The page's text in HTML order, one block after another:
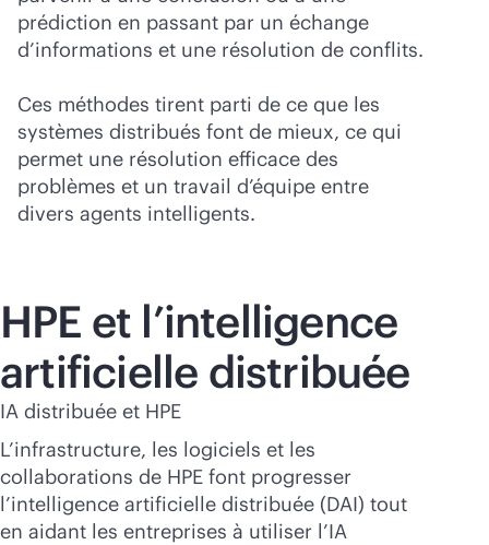
prédiction en passant par un échange
d’informations et une résolution de conflits.
Ces méthodes tirent parti de ce que les
systèmes distribués font de mieux, ce qui
permet une résolution efficace des
problèmes et un travail d’équipe entre
divers agents intelligents.
HPE et l’intelligence
artificielle distribuée
IA distribuée et HPE
L’infrastructure, les logiciels et les
collaborations de HPE font progresser
l’intelligence artificielle distribuée (DAI) tout
en aidant les entreprises à utiliser l’IA